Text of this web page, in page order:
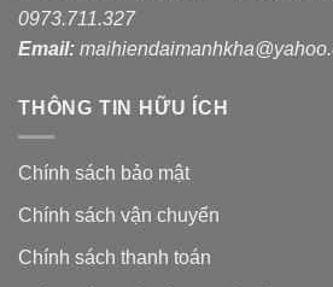
0973.711.327
Email:
THÔNG TIN HỮU ÍCH
Chính sách bảo mật
Chính sách vận chuyển
Chính sách thanh toán